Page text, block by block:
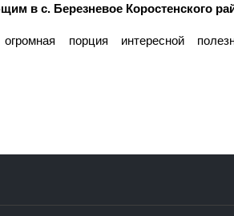
в с. Березневое Коростенского
порция интересной